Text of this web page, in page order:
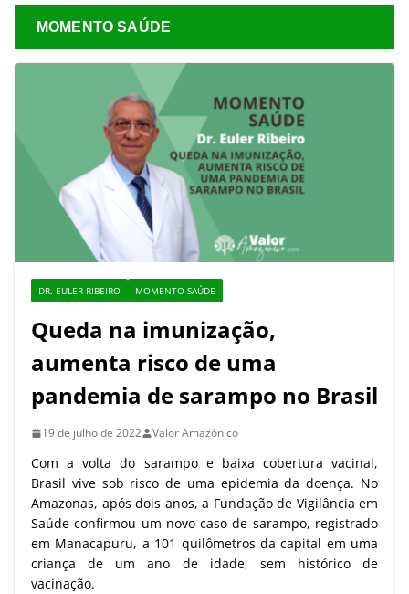
MOMENTO SAÚDE
DR. EULER RIBEIRO MOMENTO SAÚDE
Queda na imunização,
aumenta risco de uma
pandemia de sarampo no Brasil
19 de julho de 2022 Valor Amazônico
Com a volta do sarampo e baixa cobertura vacinal,
Brasil vive sob risco de uma epidemia da doença. No
Amazonas, após dois anos, a Fundação de Vigilância em
Saúde confirmou um novo caso de sarampo, registrado
em Manacapuru, a 101 quilômetros da capital em uma
criança de um ano de idade, sem histórico de
vacinação.